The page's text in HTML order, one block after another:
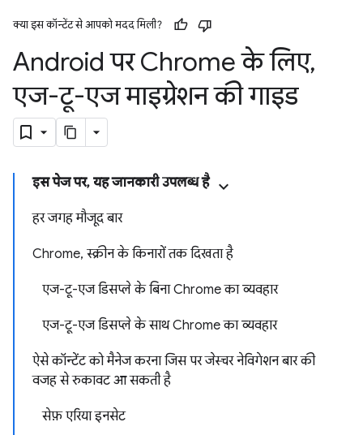
क्या इस कॉन्टेंट से आपको मदद मिली?
Android पर Chrome के लिए,
एज-टू-एज माइग्रेशन की गाइड
इस पेज पर, यह जानकारी उपलब्ध है
हर जगह मौजूद बार
Chrome, स्क्रीन के किनारों तक दिखता है
एज-टू-एज डिसप्ले के बिना Chrome का व्यवहार
एज-टू-एज डिसप्ले के साथ Chrome का व्यवहार
ऐसे कॉन्टेंट को मैनेज करना जिस पर जेस्चर नेविगेशन बार की
वजह से रुकावट आ सकती है
सेफ़ एरिया इनसेट